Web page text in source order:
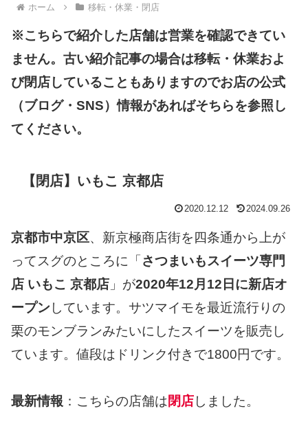
ホーム 移転・休業・閉店
※こちらで紹介した店舗は営業を確認できてい
ません。古い紹介記事の場合は移転・休業およ
び閉店していることもありますのでお店の公式
（ブログ・SNS）情報があればそちらを参照し
てください。
【閉店】いもこ 京都店
2020.12.12 2024.09.26
京都市中京区、新京極商店街を四条通から上が
ってスグのところに「 さつまいもスイーツ専門
店 いもこ 京都店 」が2020年12月12日に新店オ
ープン しています。サツマイモを最近流行りの
栗のモンブランみたいにしたスイーツを販売し
ています。値段はドリンク付きで1800円です。
最新情報 ：こちらの店舗は閉店しました。